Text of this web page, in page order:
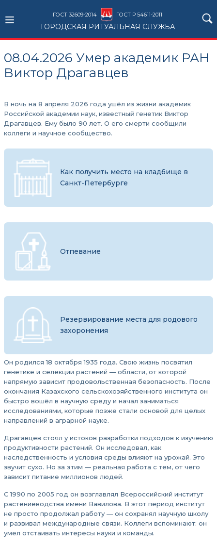
ГОСТ 32609-2014 ГОСТ Р 54611-2011
ГОРОДСКАЯ РИТУАЛЬНАЯ СЛУЖБА
08.04.2026 Умер академик РАН
Виктор Драгавцев
В ночь на 8 апреля 2026 года ушёл из жизни академик
Российской академии наук, известный генетик Виктор
Драгавцев. Ему было 90 лет. О его смерти сообщили
коллеги и научное сообщество.
Как получить место на кладбище в
Санкт-Петербурге
Отпевание
Резервирование места для родового
захоронения
Он родился 18 октября 1935 года. Свою жизнь посвятил
генетике и селекции растений — области, от которой
напрямую зависит продовольственная безопасность. После
окончания Казахского сельскохозяйственного института он
быстро вошёл в научную среду и начал заниматься
исследованиями, которые позже стали основой для целых
направлений в аграрной науке.
Драгавцев стоял у истоков разработки подходов к изучению
продуктивности растений. Он исследовал, как
наследственность и условия среды влияют на урожай. Это
звучит сухо. Но за этим — реальная работа с тем, от чего
зависит питание миллионов людей.
С 1990 по 2005 год он возглавлял Всероссийский институт
растениеводства имени Вавилова. В этот период институт
не просто продолжал работу — он сохранял научную школу
и развивал международные связи. Коллеги вспоминают: он
умел отстаивать интересы науки и команды.